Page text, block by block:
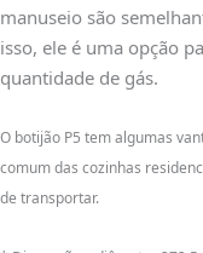
manuseio são
isso, ele é uma opção
quantidade de gás.
O botijão P5 tem algumas
comum das cozinhas
de transportar.